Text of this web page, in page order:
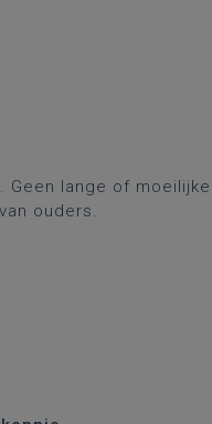
Geen lange of moeilijke
ouders.